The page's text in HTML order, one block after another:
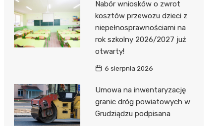
Nabór wniosków o zwrot
kosztów przewozu dzieci z
niepełnosprawnościami na
rok szkolny 2026/2027 już
otwarty!
6 sierpnia 2026
Umowa na inwentaryzację
granic dróg powiatowych w
Grudziądzu podpisana